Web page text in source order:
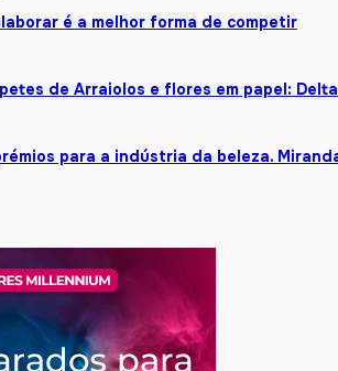
é a melhor forma de competir
de Arraiolos e flores em papel:
para a indústria da beleza.